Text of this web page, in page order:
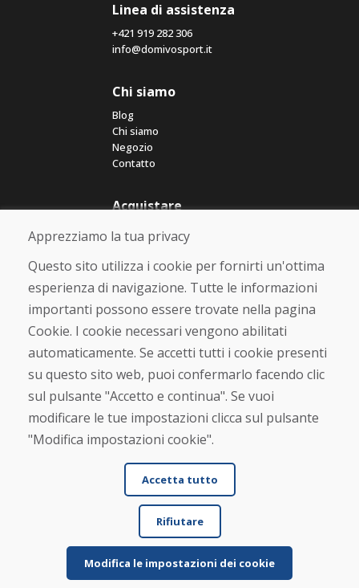
Linea di assistenza
+421 919 282 306
info@domivosport.it
Chi siamo
Blog
Chi siamo
Negozio
Contatto
Acquistare
Negozio online
Termini e condizioni commerciali
Spedizione e pagamento
Reso e cambio merce
Protezione dei dati personali
Cookies
Verificato dai clienti
★★★★★
© DOMIVOSPORT 2026, tutti i diritti riservati
Apprezziamo la tua privacy
Questo sito utilizza i cookie per fornirti un'ottima
esperienza di navigazione. Tutte le informazioni
importanti possono essere trovate nella pagina
Cookie. I cookie necessari vengono abilitati
automaticamente. Se accetti tutti i cookie presenti
su questo sito web, puoi confermarlo facendo clic
sul pulsante "Accetto e continua". Se vuoi
modificare le tue impostazioni clicca sul pulsante
"Modifica impostazioni cookie".
Accetta tutto
Rifiutare
Modifica le impostazioni dei cookie